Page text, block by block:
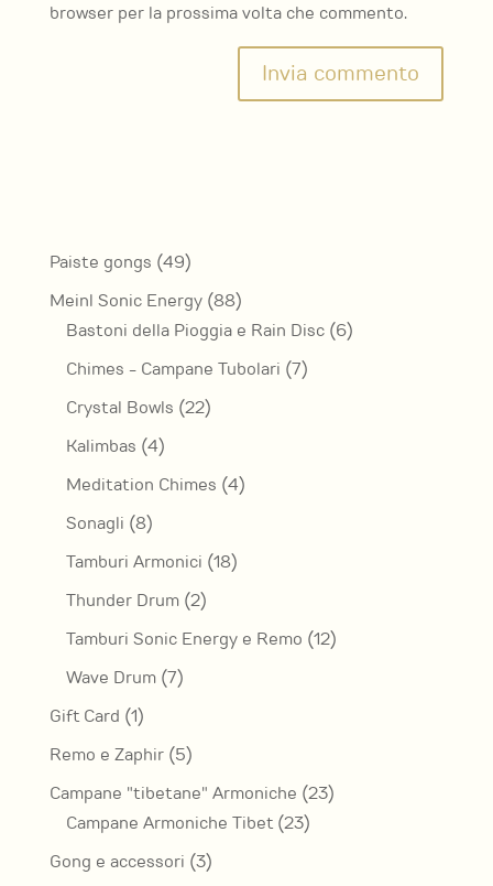
browser per la prossima volta che commento.
Paiste gongs 4949
prodotti
Meinl Sonic Energy 8888
prodotti
Bastoni della Pioggia e Rain Disc 66
Chimes - Campane Tubolari 77
Crystal Bowls 2222
Kalimbas 44
prodotti
Meditation Chimes 44
Sonagli 88
prodotti
Tamburi Armonici 1818
Thunder Drum 22
prodotti
Tamburi Sonic Energy e Remo 1212
Wave Drum 77
Gift Card 11
prodotto
Remo e Zaphir 55
prodotti
Campane "tibetane" Armoniche 2323
Campane Armoniche Tibet 2323
Gong e accessori 33